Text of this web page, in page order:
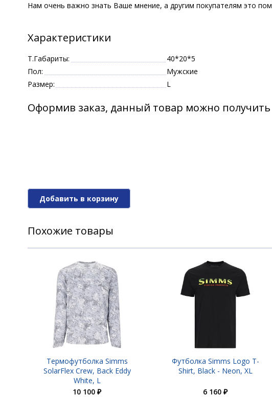
Нам очень важно знать Ваше мнение, а другим покупателям это
Характеристики
Т.Габариты:
40*20*5
Пол:
Мужские
Размер:
L
Оформив заказ, данный товар можно
Добавить в корзину
Похожие товары
Термофутболка Simms
SolarFlex Crew, Back Eddy
White, L
10 100 ₽
Футболка Simms Logo T-
Shirt, Black - Neon, XL
6 160 ₽